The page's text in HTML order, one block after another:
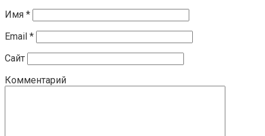
Имя *
Email *
Сайт
Комментарий